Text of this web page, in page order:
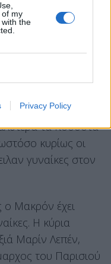
of my
the
Privacy Policy
Καστέξ δεν
πολιτικό σύστημα,
περίφημες νίκες
εάν κοιτάξει
δημάρχων
τα ποσοστά
κυρίως οι
γυναίκες στον
ο Μακρόν έχει
Η κύρια
Μαρίν Λεπέν,
του Παρισιού